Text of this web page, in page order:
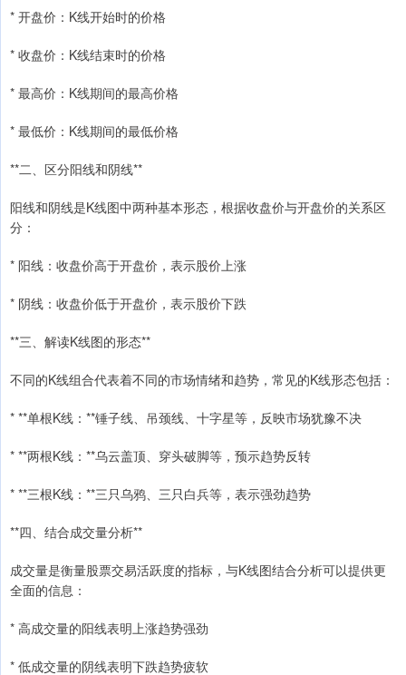
* 开盘价：K线开始时的价格
* 收盘价：K线结束时的价格
* 最高价：K线期间的最高价格
* 最低价：K线期间的最低价格
**二、区分阳线和阴线**
阳线和阴线是K线图中两种基本形态，根据收盘价与开盘价的关系区
分：
* 阳线：收盘价高于开盘价，表示股价上涨
* 阴线：收盘价低于开盘价，表示股价下跌
**三、解读K线图的形态**
不同的K线组合代表着不同的市场情绪和趋势，常见的K线形态包括：
* **单根K线：**锤子线、吊颈线、十字星等，反映市场犹豫不决
* **两根K线：**乌云盖顶、穿头破脚等，预示趋势反转
* **三根K线：**三只乌鸦、三只白兵等，表示强劲趋势
**四、结合成交量分析**
成交量是衡量股票交易活跃度的指标，与K线图结合分析可以提供更
全面的信息：
* 高成交量的阳线表明上涨趋势强劲
* 低成交量的阴线表明下跌趋势疲软